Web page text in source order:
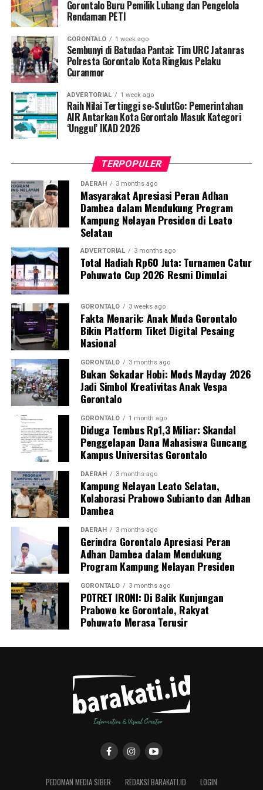
Penyuluhan difokuskan pada pemahaman mekanisme
penularan, pengenalan gejala awal, pentingnya
hingga tuntas, serta pengikisan stigma negatif terhadap
penyintas TBC di lingkungan warga.
“Literasi kesehatan warga adalah fondasi utama dalam
memutus rantai penularan TBC. Kami berupaya
menyampaikan edukasi yang persuasif dan mudah
dipahami agar warga tidak ragu melakukan pemeriksaan
apabila mengalami gejala batuk berkepanjangan,”
Selain skrining TBC, mahasiswa turut mendampingi
nakes Puskesmas Talaga Jaya dalam memberikan
pelayanan Cek Kesehatan Gratis (CKG), meliputi
pengukuran tekanan darah, cek kadar gula darah, dan
penapisan faktor risiko penyakit tidak menular (PTM)
sebagai upaya promotif-preventif.
Perwakilan DPL KKN-PK, Dr. dr. Vivien Novarina A.
Kasim, M.Kes., menegaskan bahwa keterlibatan
mahasiswa merupakan bentuk perwujudan Tri Dharma
Perguruan Tinggi dalam mengawal transformasi
layanan kesehatan primer.
“Kehadiran mahasiswa mempercepat jangkauan skema
active case findingTBC yang dicanangkan pemerintah.
Sinergi multisektor antara perguruan tinggi, dinas
kesehatan, puskesmas, dan pemerintah desa seperti
inilah yang menjadi kunci sukses pembentukan
masyarakat sadar sehat,” jelas Dr. Vivien.
Masyarakat Desa Luwoo menyambut antusias agenda
terpadu ini. Ratusan warga memanfaatkan layanan
pemeriksaan kesehatan gratis sekaligus berkonsultasi
mengenai pola hidup bersih dan sehat (PHBS)
pencegahan tuberkulosis.
Gorontalo Buru Pemilik Lubang dan Pengelola
Rendaman PETI
GORONTALO 1 week ago
Sembunyi di Batudaa Pantai: Tim URC Jatanras
Polresta Gorontalo Kota Ringkus Pelaku
Curanmor
ADVERTORIAL 1 week ago
Raih Nilai Tertinggi se-SulutGo: Pemerintahan
AIR Antarkan Kota Gorontalo Masuk Kategori
‘Unggul’ IKAD 2026
TERPOPULER
DAERAH 3 months ago
Masyarakat Apresiasi Peran Adhan
Dambea dalam Mendukung Program
Kampung Nelayan Presiden di Leato
Selatan
ADVERTORIAL 3 months ago
Total Hadiah Rp60 Juta: Turnamen Catur
Pohuwato Cup 2026 Resmi Dimulai
GORONTALO 3 weeks ago
Fakta Menarik: Anak Muda Gorontalo
Bikin Platform Tiket Digital Pesaing
Nasional
GORONTALO 3 months ago
Bukan Sekadar Hobi: Mods Mayday 2026
Jadi Simbol Kreativitas Anak Vespa
Gorontalo
GORONTALO 1 month ago
Diduga Tembus Rp1,3 Miliar: Skandal
Penggelapan Dana Mahasiswa Guncang
Kampus Universitas Gorontalo
DAERAH 3 months ago
Kampung Nelayan Leato Selatan,
Kolaborasi Prabowo Subianto dan Adhan
Dambea
DAERAH 3 months ago
Gerindra Gorontalo Apresiasi Peran
Adhan Dambea dalam Mendukung
Program Kampung Nelayan Presiden
GORONTALO 3 months ago
POTRET IRONI: Di Balik Kunjungan
Prabowo ke Gorontalo, Rakyat
Pohuwato Merasa Terusir
PEDOMAN MEDIA SIBER REDAKSI BARAKATI.ID LOGIN